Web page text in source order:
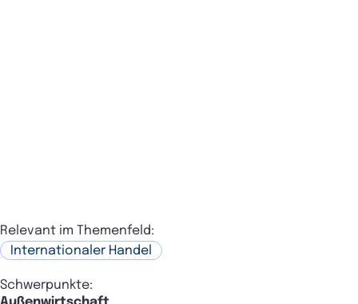
Relevant im Themenfeld:
Internationaler Handel
Schwerpunkte: